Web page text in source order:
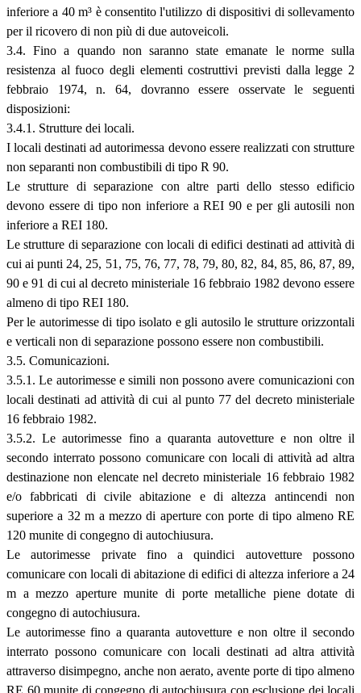
inferiore a 40 m³ è consentito l'utilizzo di dispositivi di sollevamento
per il ricovero di non più di due autoveicoli.
3.4. Fino a quando non saranno state emanate le norme sulla
resistenza al fuoco degli elementi costruttivi previsti dalla legge 2
febbraio 1974, n. 64, dovranno essere osservate le seguenti
disposizioni:
3.4.1. Strutture dei locali.
I locali destinati ad autorimessa devono essere realizzati con strutture
non separanti non combustibili di tipo R 90.
Le strutture di separazione con altre parti dello stesso edificio
devono essere di tipo non inferiore a REI 90 e per gli autosili non
inferiore a REI 180.
Le strutture di separazione con locali di edifici destinati ad attività di
cui ai punti 24, 25, 51, 75, 76, 77, 78, 79, 80, 82, 84, 85, 86, 87, 89,
90 e 91 di cui al decreto ministeriale 16 febbraio 1982 devono essere
almeno di tipo REI 180.
Per le autorimesse di tipo isolato e gli autosilo le strutture orizzontali
e verticali non di separazione possono essere non combustibili.
3.5. Comunicazioni.
3.5.1. Le autorimesse e simili non possono avere comunicazioni con
locali destinati ad attività di cui al punto 77 del decreto ministeriale
16 febbraio 1982.
3.5.2. Le autorimesse fino a quaranta autovetture e non oltre il
secondo interrato possono comunicare con locali di attività ad altra
destinazione non elencate nel decreto ministeriale 16 febbraio 1982
e/o fabbricati di civile abitazione e di altezza antincendi non
superiore a 32 m a mezzo di aperture con porte di tipo almeno RE
120 munite di congegno di autochiusura.
Le autorimesse private fino a quindici autovetture possono
comunicare con locali di abitazione di edifici di altezza inferiore a 24
m a mezzo aperture munite di porte metalliche piene dotate di
congegno di autochiusura.
Le autorimesse fino a quaranta autovetture e non oltre il secondo
interrato possono comunicare con locali destinati ad altra attività
attraverso disimpegno, anche non aerato, avente porte di tipo almeno
RE 60 munite di congegno di autochiusura con esclusione dei locali